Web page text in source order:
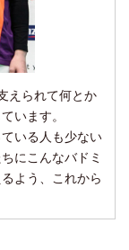
えられて何とか
います。
いる人も少ない
にこんなバドミ
よう、これから